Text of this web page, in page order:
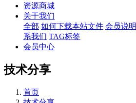
资源商城
关于我们
全部 如何下载本站文件 会员说明
系我们 TAG标签
会员中心
技术分享
首页